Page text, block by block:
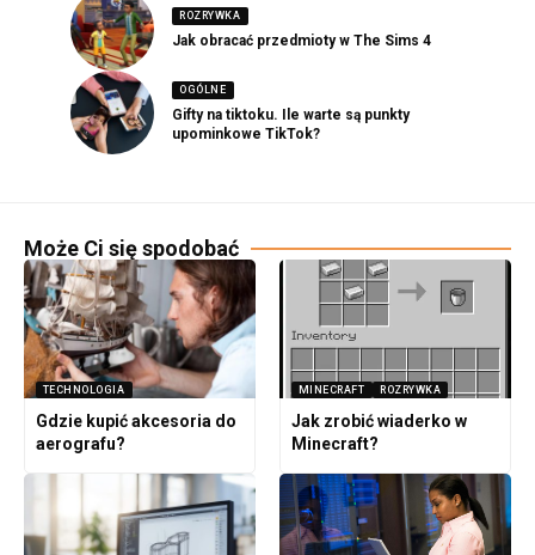
ROZRYWKA
Jak obracać przedmioty w The Sims 4
OGÓLNE
Gifty na tiktoku. Ile warte są punkty
upominkowe TikTok?
Może Ci się spodobać
TECHNOLOGIA
Gdzie kupić akcesoria do
aerografu?
MINECRAFT ROZRYWKA
Jak zrobić wiaderko w
Minecraft?